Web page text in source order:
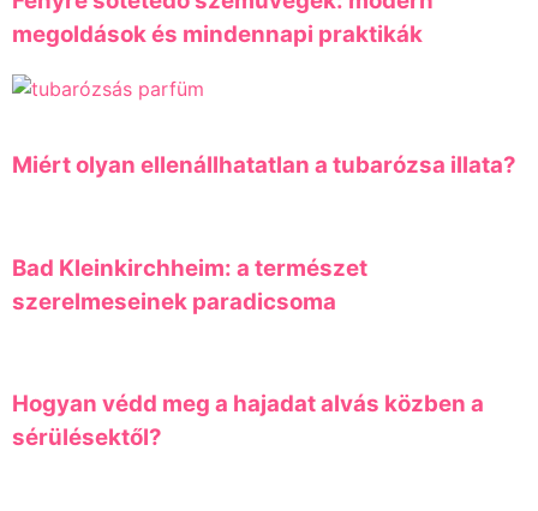
megoldások és mindennapi praktikák
Miért olyan ellenállhatatlan a tubarózsa illata?
Bad Kleinkirchheim: a természet
szerelmeseinek paradicsoma
Hogyan védd meg a hajadat alvás közben a
sérülésektől?